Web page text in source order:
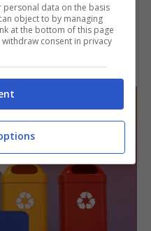
personal data on the basis
object to by managing
at the bottom of this page
consent in privacy